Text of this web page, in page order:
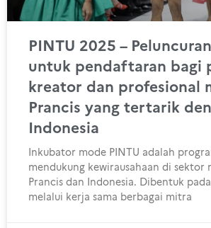
PINTU 2025 –
untuk pendaftaran bagi
kreator dan profesional
Prancis yang tertarik
Indonesia
Inkubator mode PINTU adalah
mendukung kewirausahaan di sektor
Prancis dan Indonesia. Dibentuk
melalui kerja sama berbagai mitra